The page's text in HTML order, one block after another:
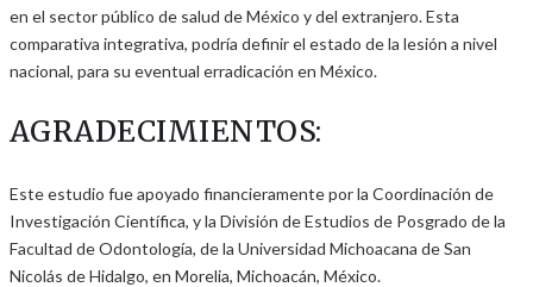
en el sector público de salud de México y del extranjero. Esta
comparativa integrativa, podría definir el estado de la lesión a nivel
nacional, para su eventual erradicación en México.
AGRADECIMIENTOS:
Este estudio fue apoyado financieramente por la Coordinación de
Investigación Científica, y la División de Estudios de Posgrado de la
Facultad de Odontología, de la Universidad Michoacana de San
Nicolás de Hidalgo, en Morelia, Michoacán, México.